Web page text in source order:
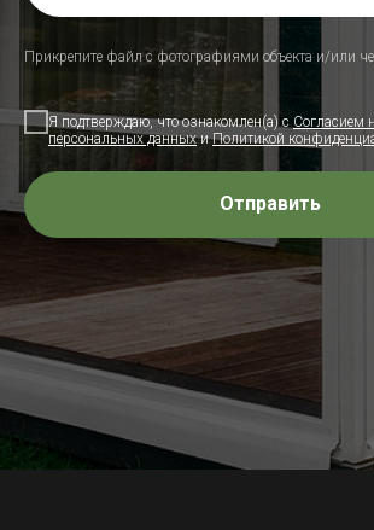
Прикрепите файл с фотографиями объекта и/или
Я подтверждаю, что ознакомлен(а) с Согласием
персональных данныхиПолитикой
Отправить